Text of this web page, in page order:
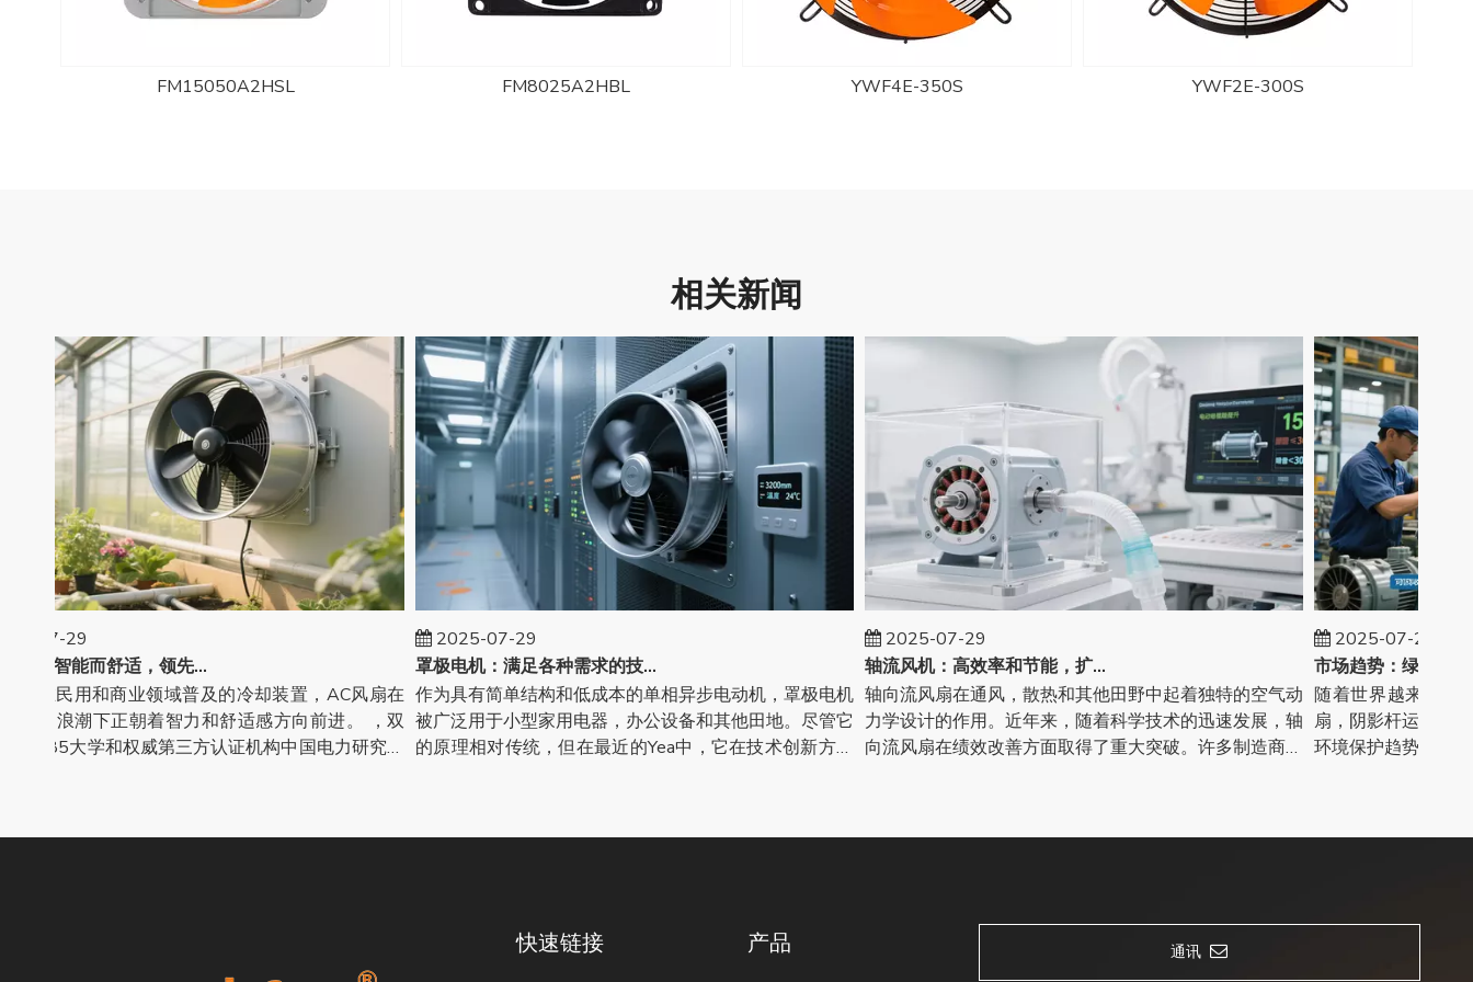
FM8025A2HBL YWF4E-350S YWF2E-300S YWF2D-250S
相关新闻
07-29
交流风机：智能而舒适，领先的消费升级
在民用和商业领域普及的冷却装置，AC风扇在
的浪潮下正朝着智力和舒适感方向前进。 ，双
985大学和权威第三方认证机构中国电力研究和
2025-07-29
罩极电机：满足各种需求的技术创新
作为具有简单结构和低成本的单相异步电动机，罩极电机
被广泛用于小型家用电器，办公设备和其他田地。尽管它
的原理相对传统，但在最近的Yea中，它在技术创新方面
2025-07-29
轴流风机：高效率和节能，扩大了多元化的应用
轴向流风扇在通风，散热和其他田野中起着独特的空气动
力学设计的作用。近年来，随着科学技术的迅速发展，轴
向流风扇在绩效改善方面取得了重大突破。许多制造商是
2025-07-29
随着世界越来越关注
扇，阴影杆运动和交
环境保护趋势。制造
快速链接 产品 通讯